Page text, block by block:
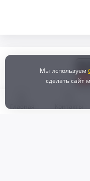
Мы используем
сделать сайт